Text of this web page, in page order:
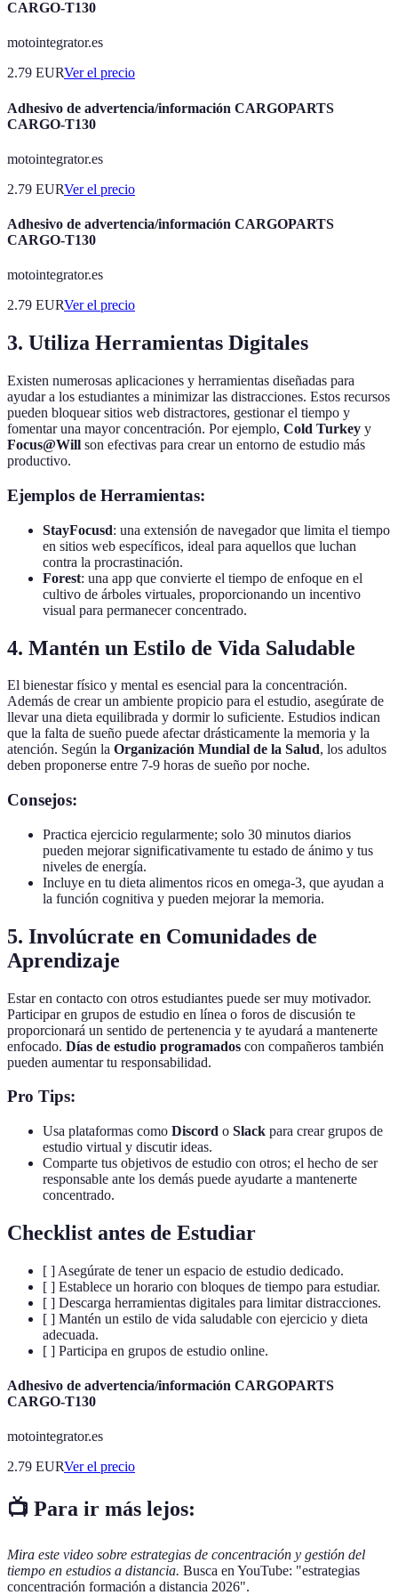
CARGO-T130
motointegrator.es
2.79 EURVer el precio
Adhesivo de advertencia/información CARGOPARTS
CARGO-T130
motointegrator.es
2.79 EURVer el precio
Adhesivo de advertencia/información CARGOPARTS
CARGO-T130
motointegrator.es
2.79 EURVer el precio
3. Utiliza Herramientas Digitales
Existen numerosas aplicaciones y herramientas diseñadas para
ayudar a los estudiantes a minimizar las distracciones. Estos recursos
pueden bloquear sitios web distractores, gestionar el tiempo y
fomentar una mayor concentración. Por ejemplo, Cold Turkey y
Focus@Will son efectivas para crear un entorno de estudio más
productivo.
Ejemplos de Herramientas:
StayFocusd: una extensión de navegador que limita el tiempo
en sitios web específicos, ideal para aquellos que luchan
contra la procrastinación.
Forest: una app que convierte el tiempo de enfoque en el
cultivo de árboles virtuales, proporcionando un incentivo
visual para permanecer concentrado.
4. Mantén un Estilo de Vida Saludable
El bienestar físico y mental es esencial para la concentración.
Además de crear un ambiente propicio para el estudio, asegúrate de
llevar una dieta equilibrada y dormir lo suficiente. Estudios indican
que la falta de sueño puede afectar drásticamente la memoria y la
atención. Según la Organización Mundial de la Salud, los adultos
deben proponerse entre 7-9 horas de sueño por noche.
Consejos:
Practica ejercicio regularmente; solo 30 minutos diarios
pueden mejorar significativamente tu estado de ánimo y tus
niveles de energía.
Incluye en tu dieta alimentos ricos en omega-3, que ayudan a
la función cognitiva y pueden mejorar la memoria.
5. Involúcrate en Comunidades de
Aprendizaje
Estar en contacto con otros estudiantes puede ser muy motivador.
Participar en grupos de estudio en línea o foros de discusión te
proporcionará un sentido de pertenencia y te ayudará a mantenerte
enfocado. Días de estudio programados con compañeros también
pueden aumentar tu responsabilidad.
Pro Tips:
Usa plataformas como Discord o Slack para crear grupos de
estudio virtual y discutir ideas.
Comparte tus objetivos de estudio con otros; el hecho de ser
responsable ante los demás puede ayudarte a mantenerte
concentrado.
Checklist antes de Estudiar
[ ] Asegúrate de tener un espacio de estudio dedicado.
[ ] Establece un horario con bloques de tiempo para estudiar.
[ ] Descarga herramientas digitales para limitar distracciones.
[ ] Mantén un estilo de vida saludable con ejercicio y dieta
adecuada.
[ ] Participa en grupos de estudio online.
Adhesivo de advertencia/información CARGOPARTS
CARGO-T130
motointegrator.es
2.79 EURVer el precio
📺 Para ir más lejos:
Mira este video sobre estrategias de concentración y gestión del
tiempo en estudios a distancia. Busca en YouTube: "estrategias
concentración formación a distancia 2026".